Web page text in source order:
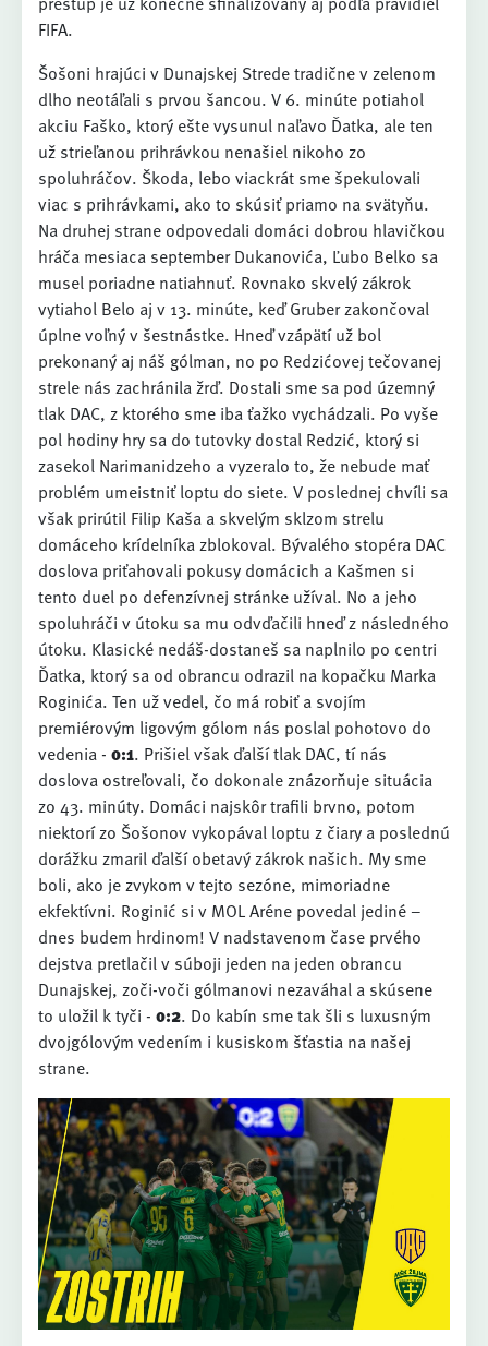
FIFA.
Šošoni hrajúci v Dunajskej Strede tradične v zelenom
dlho neotáľali s prvou šancou. V 6. minúte potiahol
akciu Faško, ktorý ešte vysunul naľavo Ďatka, ale ten
už strieľanou prihrávkou nenašiel nikoho zo
spoluhráčov. Škoda, lebo viackrát sme špekulovali
viac s prihrávkami, ako to skúsiť priamo na svätyňu.
Na druhej strane odpovedali domáci dobrou hlavičkou
hráča mesiaca september Dukanovića, Ľubo Belko sa
musel poriadne natiahnuť. Rovnako skvelý zákrok
vytiahol Belo aj v 13. minúte, keď Gruber zakončoval
úplne voľný v šestnástke. Hneď vzápätí už bol
prekonaný aj náš gólman, no po Redzićovej tečovanej
strele nás zachránila žrď. Dostali sme sa pod územný
tlak DAC, z ktorého sme iba ťažko vychádzali. Po vyše
pol hodiny hry sa do tutovky dostal Redzić, ktorý si
zasekol Narimanidzeho a vyzeralo to, že nebude mať
problém umeistniť loptu do siete. V poslednej chvíli sa
však prirútil Filip Kaša a skvelým sklzom strelu
domáceho krídelníka zblokoval. Bývalého stopéra DAC
doslova priťahovali pokusy domácich a Kašmen si
tento duel po defenzívnej stránke užíval. No a jeho
spoluhráči v útoku sa mu odvďačili hneď z následného
útoku. Klasické nedáš-dostaneš sa naplnilo po centri
Ďatka, ktorý sa od obrancu odrazil na kopačku Marka
Roginića. Ten už vedel, čo má robiť a svojím
premiérovým ligovým gólom nás poslal pohotovo do
vedenia - 0:1. Prišiel však ďalší tlak DAC, tí nás
doslova ostreľovali, čo dokonale znázorňuje situácia
zo 43. minúty. Domáci najskôr trafili brvno, potom
niektorí zo Šošonov vykopával loptu z čiary a poslednú
dorážku zmaril ďalší obetavý zákrok našich. My sme
boli, ako je zvykom v tejto sezóne, mimoriadne
ekfektívni. Roginić si v MOL Aréne povedal jediné –
dnes budem hrdinom! V nadstavenom čase prvého
dejstva pretlačil v súboji jeden na jeden obrancu
Dunajskej, zoči-voči gólmanovi nezaváhal a skúsene
to uložil k tyči - 0:2. Do kabín sme tak šli s luxusným
dvojgólovým vedením i kusiskom šťastia na našej
strane.